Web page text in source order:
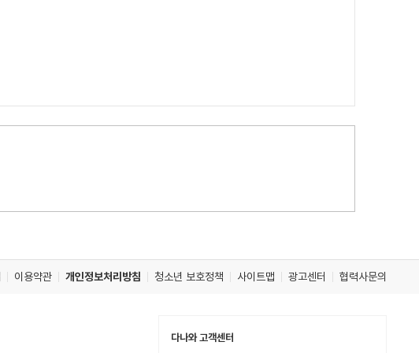
이용약관 개인정보처리방침 청소년 보호정책 사이트맵 광고센터 협력사문의
다나와 고객센터